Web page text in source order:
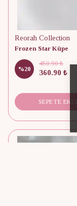
Reorah Collection
Frozen Star Küpe
%20
450.90 ₺
360.90 ₺
SEPETE EKLE